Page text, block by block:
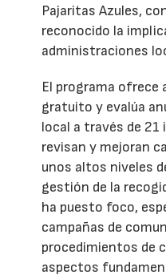
Pajaritas Azules,
reconocido la
administraciones
El programa
gratuito y evalúa
local a través de 21
revisan y mejoran
unos altos niveles
gestión de la
ha puesto foco,
campañas de
procedimientos de
aspectos